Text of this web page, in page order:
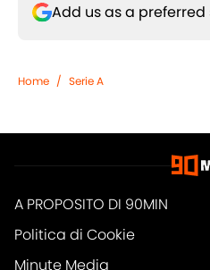
Add us as a preferred
Home / Serie A
A PROPOSITO DI 90MIN
Politica di Cookie
Minute Media